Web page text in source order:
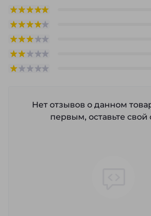
Нет отзывов о данном
первым, оставьте свой